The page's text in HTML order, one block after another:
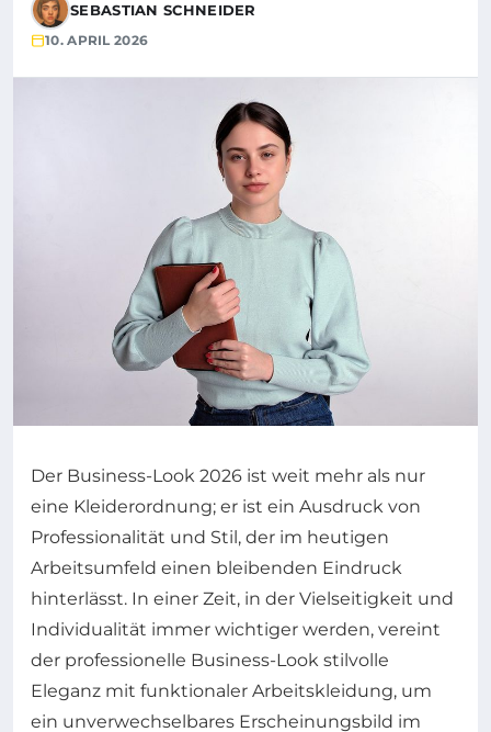
SEBASTIAN SCHNEIDER
10. APRIL 2026
Der Business-Look 2026 ist weit mehr als nur
eine Kleiderordnung; er ist ein Ausdruck von
Professionalität und Stil, der im heutigen
Arbeitsumfeld einen bleibenden Eindruck
hinterlässt. In einer Zeit, in der Vielseitigkeit und
Individualität immer wichtiger werden, vereint
der professionelle Business-Look stilvolle
Eleganz mit funktionaler Arbeitskleidung, um
ein unverwechselbares Erscheinungsbild im